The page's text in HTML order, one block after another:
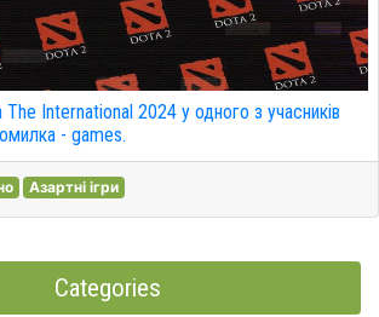
The International 2024 у одного з учасників
- games.
Азартні ігри
Categories